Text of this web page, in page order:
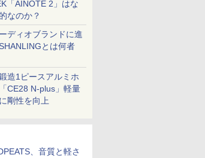
「AINOTE 2」はな
なのか？
ディオブランドに進
とは何者
造1ピースアルミホ
CE28 N-plus」軽量
剛性を向上
、音質と軽さ